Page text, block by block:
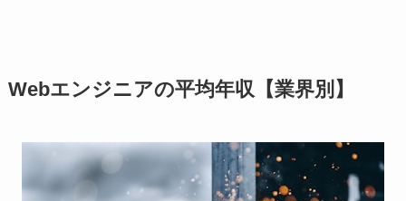
Webエンジニアの平均年収【業界別】